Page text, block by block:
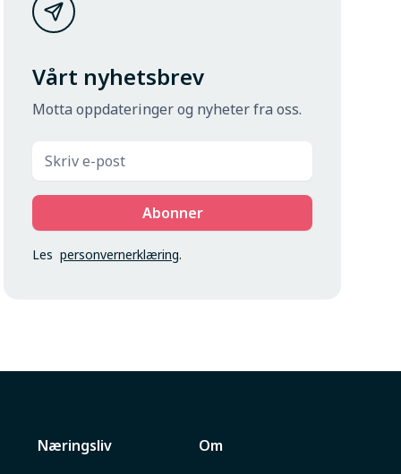
Vårt nyhetsbrev
Motta oppdateringer og nyheter fra oss.
Lespersonvernerklæring.
Næringsliv Om